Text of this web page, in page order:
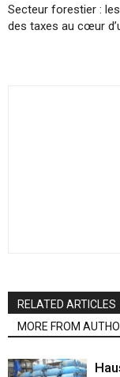
Secteur forestier :
des taxes au cœur
RELATED ARTICLES
MORE FROM